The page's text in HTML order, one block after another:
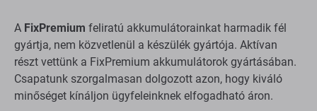
A FixPremium feliratú akkumulátorainkat harmadik fél
gyártja, nem közvetlenül a készülék gyártója. Aktívan
részt vettünk a FixPremium akkumulátorok gyártásában.
Csapatunk szorgalmasan dolgozott azon, hogy kiváló
minőséget kínáljon ügyfeleinknek elfogadható áron.